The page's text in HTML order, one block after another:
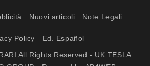
Nuovi articoli Note Legali
Policy Ed. Español
All Rights Reserved - UK TESLA